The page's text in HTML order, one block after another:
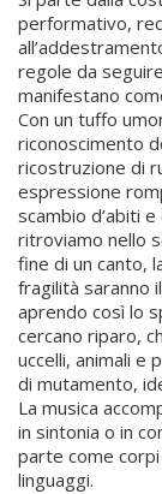
performativo,
regole da
manifestano
Con un tuffo
riconoscimento
ricostruzione di
espressione
scambio d’abiti
ritroviamo nello
fine di un canto,
fragilità saranno
aprendo così lo
cercano riparo,
uccelli, animali e
di mutamento,
La musica
in sintonia o in
parte come
linguaggi.